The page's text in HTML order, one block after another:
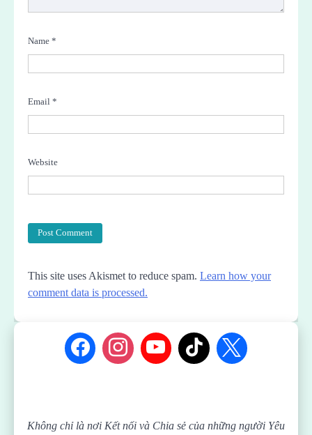
Name *
Email *
Website
This site uses Akismet to reduce spam. Learn how your
comment data is processed.
Không chỉ là nơi Kết nối và Chia sẻ của những người Yêu